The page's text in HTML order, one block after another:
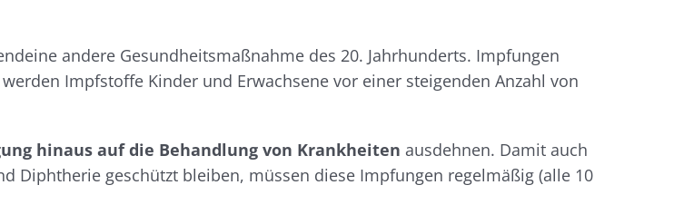
andere Gesundheitsmaßnahme des 20. Jahrhunderts. Impfungen
Impfstoffe Kinder und Erwachsene vor einer steigenden Anzahl von
hinaus auf die Behandlung von Krankheiten ausdehnen. Damit auch
Diphtherie geschützt bleiben, müssen diese Impfungen regelmäßig (alle 10